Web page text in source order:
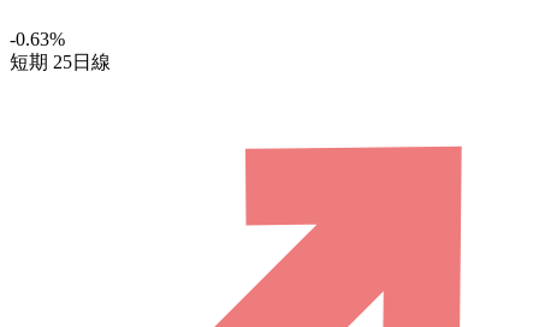
-0.63%
短期 25日線